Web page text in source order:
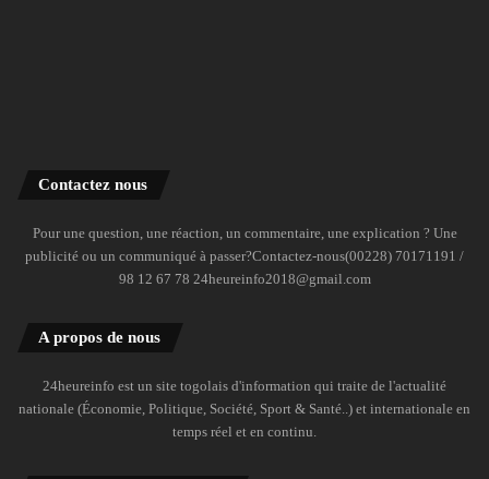
Contactez nous
Pour une question, une réaction, un commentaire, une explication ? Une
publicité ou un communiqué à passer?Contactez-nous(00228) 70171191 /
98 12 67 78 24heureinfo2018@gmail.com
A propos de nous
24heureinfo est un site togolais d'information qui traite de l'actualité
nationale (Économie, Politique, Société, Sport & Santé..) et internationale en
temps réel et en continu.